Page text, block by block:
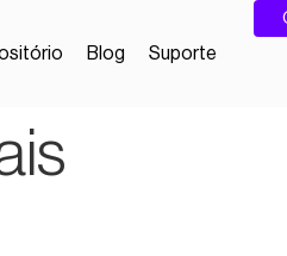
Blog Suporte